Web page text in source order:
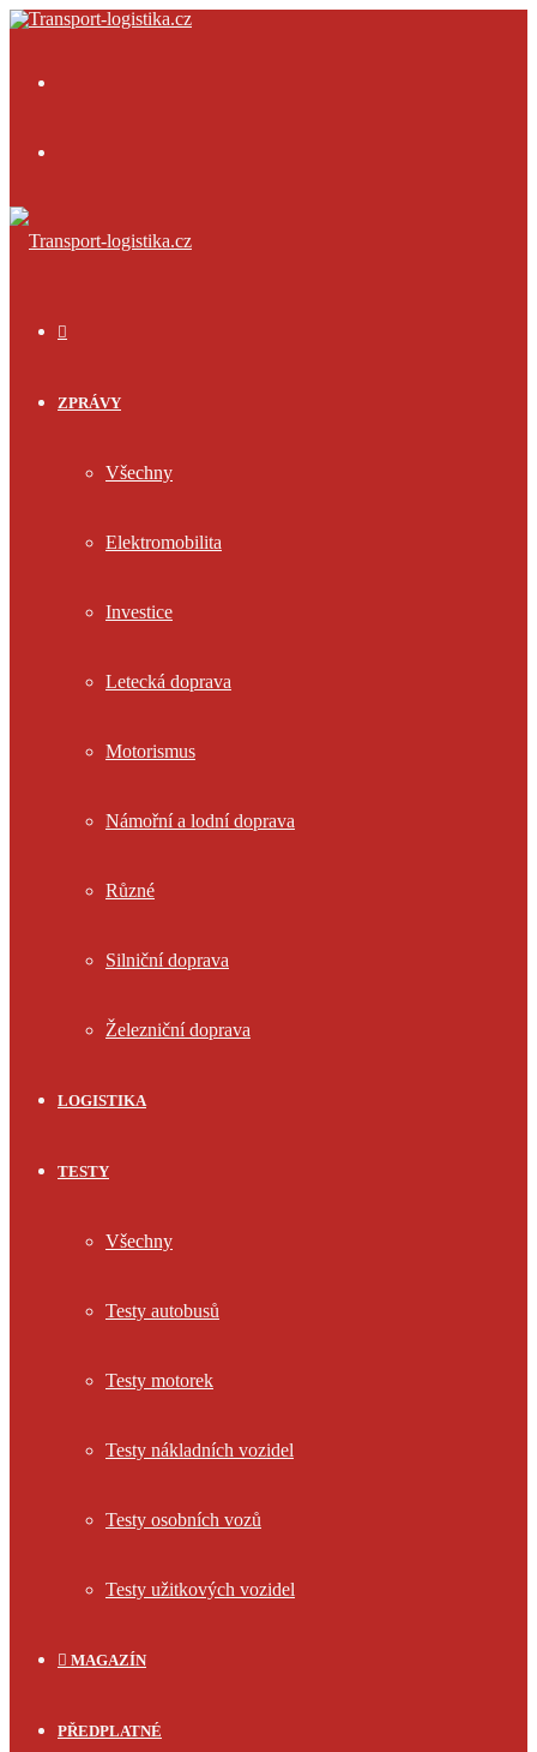
ZPRÁVY
Všechny
Elektromobilita
Investice
Letecká doprava
Motorismus
Námořní a lodní doprava
Různé
Silniční doprava
Železniční doprava
LOGISTIKA
TESTY
Všechny
Testy autobusů
Testy motorek
Testy nákladních vozidel
Testy osobních vozů
Testy užitkových vozidel
MAGAZÍN
PŘEDPLATNÉ